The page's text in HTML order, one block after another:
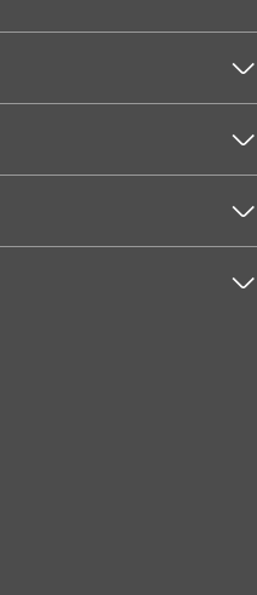
seta_baixo
seta_baixo
seta_baixo
seta_baixo